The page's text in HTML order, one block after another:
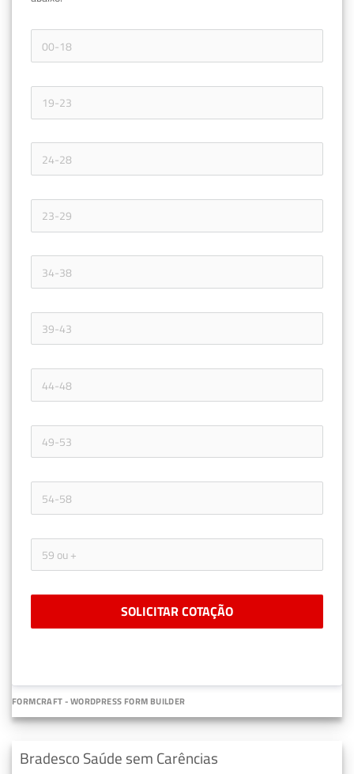
SOLICITAR COTAÇÃO
FORMCRAFT - WORDPRESS FORM BUILDER
Bradesco Saúde sem Carências